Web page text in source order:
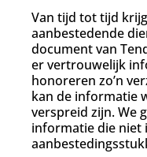
Van tijd tot tijd
aanbestedende
document van
er vertrouwelijk
honoreren zo’n
kan de informatie
verspreid zijn. We
informatie die niet